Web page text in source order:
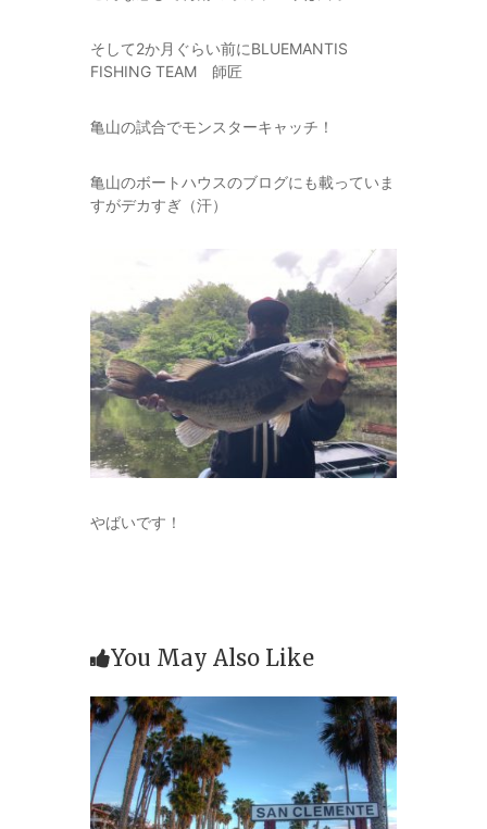
そして2か月ぐらい前にBLUEMANTIS
FISHING TEAM 師匠
亀山の試合でモンスターキャッチ！
亀山のボートハウスのブログにも載っていま
すがデカすぎ（汗）
やばいです！
You May Also Like